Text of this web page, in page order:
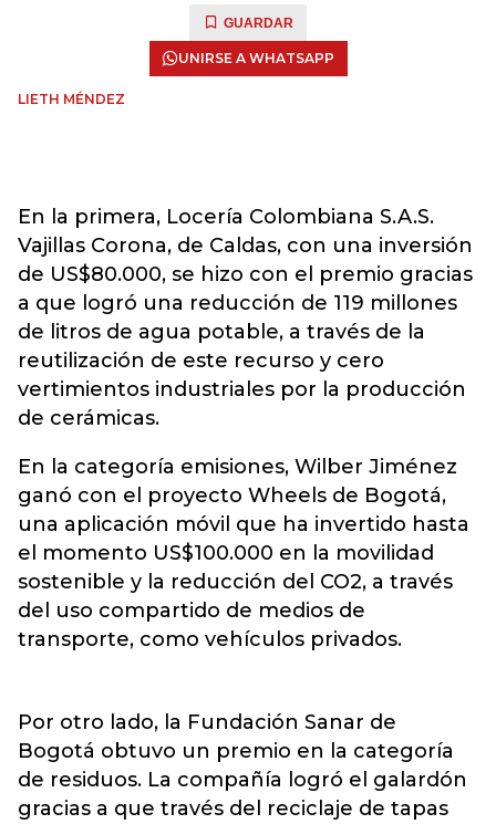
GUARDAR
UNIRSE A WHATSAPP
LIETH MÉNDEZ
En la primera, Locería Colombiana S.A.S.
Vajillas Corona, de Caldas, con una inversión
de US$80.000, se hizo con el premio gracias
a que logró una reducción de 119 millones
de litros de agua potable, a través de la
reutilización de este recurso y cero
vertimientos industriales por la producción
de cerámicas.
En la categoría emisiones, Wilber Jiménez
ganó con el proyecto Wheels de Bogotá,
una aplicación móvil que ha invertido hasta
el momento US$100.000 en la movilidad
sostenible y la reducción del CO2, a través
del uso compartido de medios de
transporte, como vehículos privados.
Por otro lado, la Fundación Sanar de
Bogotá obtuvo un premio en la categoría
de residuos. La compañía logró el galardón
gracias a que través del reciclaje de tapas